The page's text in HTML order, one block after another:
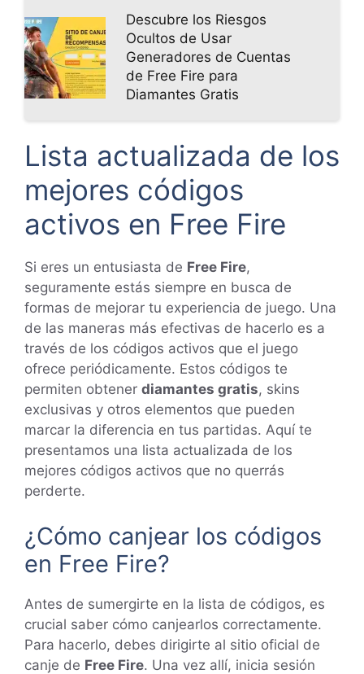
Descubre los Riesgos
Ocultos de Usar
Generadores de Cuentas
de Free Fire para
Diamantes Gratis
Lista actualizada de los
mejores códigos
activos en Free Fire
Si eres un entusiasta de Free Fire,
seguramente estás siempre en busca de
formas de mejorar tu experiencia de juego. Una
de las maneras más efectivas de hacerlo es a
través de los códigos activos que el juego
ofrece periódicamente. Estos códigos te
permiten obtener diamantes gratis, skins
exclusivas y otros elementos que pueden
marcar la diferencia en tus partidas. Aquí te
presentamos una lista actualizada de los
mejores códigos activos que no querrás
perderte.
¿Cómo canjear los códigos
en Free Fire?
Antes de sumergirte en la lista de códigos, es
crucial saber cómo canjearlos correctamente.
Para hacerlo, debes dirigirte al sitio oficial de
canje de Free Fire. Una vez allí, inicia sesión